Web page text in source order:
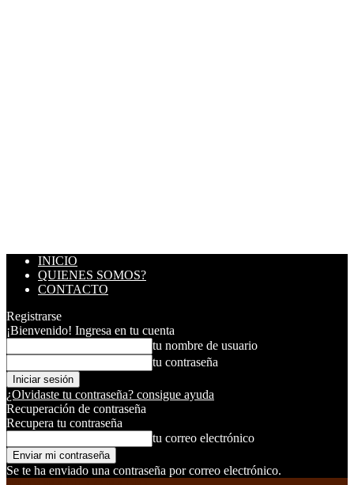
INICIO
QUIENES SOMOS?
CONTACTO
Registrarse
¡Bienvenido! Ingresa en tu cuenta
tu nombre de usuario
tu contraseña
¿Olvidaste tu contraseña? consigue ayuda
Recuperación de contraseña
Recupera tu contraseña
tu correo electrónico
Se te ha enviado una contraseña por correo electrónico.